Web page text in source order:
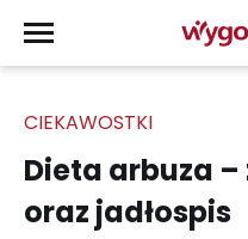
CIEKAWOSTKI
Dieta arbuza
oraz jadłospis